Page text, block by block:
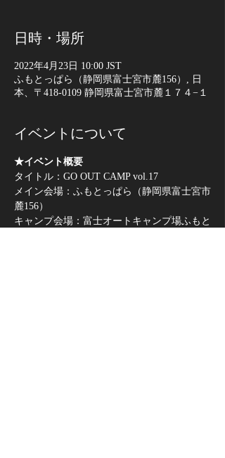
日時・場所
2022年4月23日 10:00 JST
ふもとっぱら（静岡県富士宮市麓156）, 日
本、〒418-0109 静岡県富士宮市麓１７４−１
イベントについて
★イベント概要
タイトル：GO OUT CAMP vol.17
メイン会場：ふもとっぱら（静岡県富士宮市
麓156）
キャンプ会場：富士オートキャンプ場ふもと